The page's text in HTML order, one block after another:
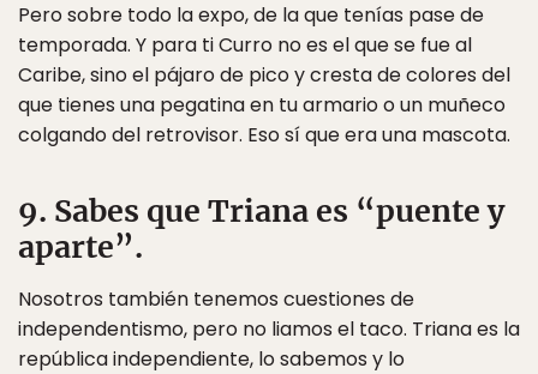
Pero sobre todo la expo, de la que tenías pase de
temporada. Y para ti Curro no es el que se fue al
Caribe, sino el pájaro de pico y cresta de colores del
que tienes una pegatina en tu armario o un muñeco
colgando del retrovisor. Eso sí que era una mascota.
9. Sabes que Triana es “puente y
aparte”.
Nosotros también tenemos cuestiones de
independentismo, pero no liamos el taco. Triana es la
república independiente, lo sabemos y lo